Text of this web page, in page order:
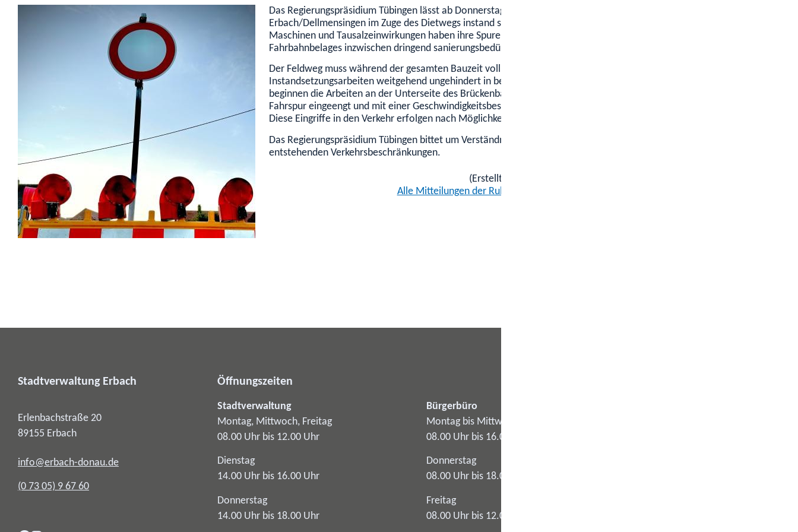
Das Regierungspräsidium Tübingen lässt ab Donnerstag, 18. Juni 2026 die Feldwegüberführung über die B 30 bei
Erbach/Dellmensingen im Zuge des Dietwegs instand setzen. Die langjährige, hohe Belastung durch landwirtschaftliche
Maschinen und Tausalzeinwirkungen haben ihre Spuren hinterlassen und so ist das Bauwerk einschließlich des
Fahrbahnbelages inzwischen dringend sanierungsbedürftig. Ziel ist es, die Arbeiten bis Mitte Oktober abzuschließen.
Der Feldweg muss während der gesamten Bauzeit voll gesperrt werden. Die B 30 kann während der
Instandsetzungsarbeiten weitgehend ungehindert in beiden Fahrtrichtungen befahren werden. Ab dem 22.06.2026
beginnen die Arbeiten an der Unterseite des Brückenbauwerks, für die der Verkehr je Fahrtrichtung zeitweise auf eine
Fahrspur eingeengt und mit einer Geschwindigkeitsbeschränkung am Baustellenbereich vorbeigeführt werden muss.
Diese Eingriffe in den Verkehr erfolgen nach Möglichkeit in den verkehrsarmen Zeiten der B 30.
Das Regierungspräsidium Tübingen bittet um Verständnis für die im Zusammenhang mit der Baumaßnahme
entstehenden Verkehrsbeschränkungen.
(Erstellt am 16. Juni 2026)
Alle Mitteilungen der Rubrik "Aktuelle Meldungen" anzeigen
Stadtverwaltung Erbach
Erlenbachstraße 20
89155 Erbach
info@erbach-donau.de
(0 73 05) 9 67 60
Öffnungszeiten
Stadtverwaltung
Montag, Mittwoch, Freitag
08.00 Uhr bis 12.00 Uhr
Dienstag
14.00 Uhr bis 16.00 Uhr
Donnerstag
14.00 Uhr bis 18.00 Uhr
Bürgerbüro
Montag bis Mittwoch
08.00 Uhr bis 16.00 Uhr
Donnerstag
08.00 Uhr bis 18.00 Uhr
Freitag
08.00 Uhr bis 12.00 Uhr